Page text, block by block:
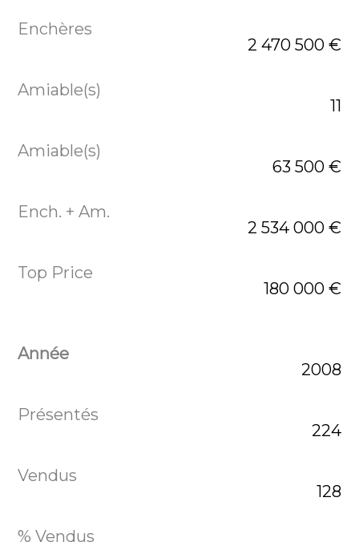
2 470 500 €
11
63 500 €
2 534 000 €
180 000 €
2008
224
128